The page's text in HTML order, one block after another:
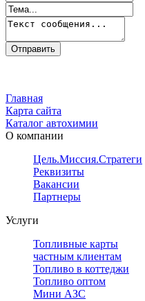
Главная
Карта сайта
Каталог автохимии
О компании
Цель.Миссия.Стратегия.
Реквизиты
Вакансии
Партнеры
Услуги
Топливные карты
частным клиентам
Топливо в коттеджи
Топливо оптом
Мини АЗС